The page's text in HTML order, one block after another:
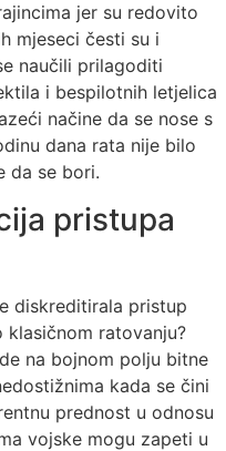
jer su redovito
mjeseci česti su i
naučili prilagoditi
i bespilotnih letjelica
načine da se nose s
dana rata nije bilo
da se bori.
pristupa
diskreditirala pristup
ratovanju?
na bojnom polju bitne
kada se čini
prednost u odnosu
vojske mogu zapeti u